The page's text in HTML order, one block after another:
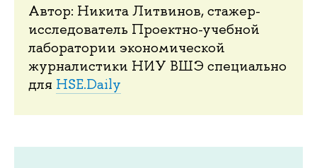
Автор: Никита Литвинов, стажер-
исследователь Проектно-учебной
лаборатории экономической
журналистики НИУ ВШЭ специально
для HSE.Daily